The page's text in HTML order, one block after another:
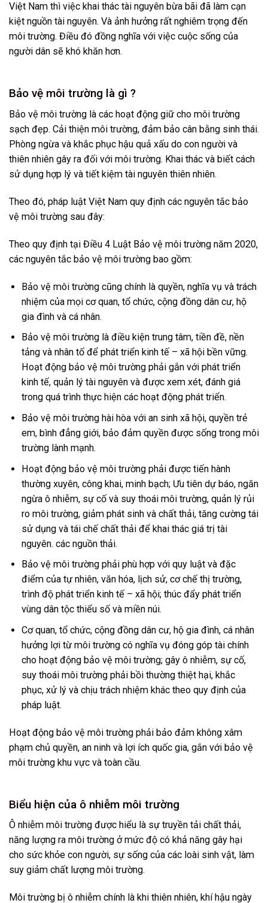
Việt Nam thì việc khai thác tài nguyên bừa bãi đã làm cạn
kiệt nguồn tài nguyên. Và ảnh hưởng rất nghiêm trọng đến
môi trường. Điều đó đồng nghĩa với việc cuộc sống của
người dân sẽ khó khăn hơn.
Bảo vệ môi trường là gì ?
Bảo vệ môi trường là các hoạt động giữ cho môi trường
sạch đẹp. Cải thiện môi trường, đảm bảo cân bằng sinh thái.
Phòng ngừa và khắc phục hậu quả xấu do con người và
thiên nhiên gây ra đối với môi trường. Khai thác và biết cách
sử dụng hợp lý và tiết kiệm tài nguyên thiên nhiên.
Theo đó, pháp luật Việt Nam quy định các nguyên tắc bảo
vệ môi trường sau đây:
Theo quy định tại Điều 4 Luật Bảo vệ môi trường năm 2020,
các nguyên tắc bảo vệ môi trường bao gồm:
Bảo vệ môi trường cũng chính là quyền, nghĩa vụ và trách
nhiệm của mọi cơ quan, tổ chức, cộng đồng dân cư, hộ
gia đình và cá nhân.
Bảo vệ môi trường là điều kiện trung tâm, tiền đề, nền
tảng và nhân tố để phát triển kinh tế – xã hội bền vững.
Hoạt động bảo vệ môi trường phải gắn với phát triển
kinh tế, quản lý tài nguyên và được xem xét, đánh giá
trong quá trình thực hiện các hoạt động phát triển.
Bảo vệ môi trường hài hòa với an sinh xã hội, quyền trẻ
em, bình đẳng giới, bảo đảm quyền được sống trong môi
trường lành mạnh.
Hoạt động bảo vệ môi trường phải được tiến hành
thường xuyên, công khai, minh bạch; Ưu tiên dự báo, ngăn
ngừa ô nhiễm, sự cố và suy thoái môi trường, quản lý rủi
ro môi trường, giảm phát sinh và chất thải, tăng cường tái
sử dụng và tái chế chất thải để khai thác giá trị tài
nguyên. các nguồn thải.
Bảo vệ môi trường phải phù hợp với quy luật và đặc
điểm của tự nhiên, văn hóa, lịch sử, cơ chế thị trường,
trình độ phát triển kinh tế – xã hội; thúc đẩy phát triển
vùng dân tộc thiểu số và miền núi.
Cơ quan, tổ chức, cộng đồng dân cư, hộ gia đình, cá nhân
hưởng lợi từ môi trường có nghĩa vụ đóng góp tài chính
cho hoạt động bảo vệ môi trường; gây ô nhiễm, sự cố,
suy thoái môi trường phải bồi thường thiệt hại, khắc
phục, xử lý và chịu trách nhiệm khác theo quy định của
pháp luật.
Hoạt động bảo vệ môi trường phải bảo đảm không xâm
phạm chủ quyền, an ninh và lợi ích quốc gia, gắn với bảo vệ
môi trường khu vực và toàn cầu.
Biểu hiện của ô nhiễm môi trường
Ô nhiễm môi trường được hiểu là sự truyền tải chất thải,
năng lượng ra môi trường ở mức độ có khả năng gây hại
cho sức khỏe con người, sự sống của các loài sinh vật, làm
suy giảm chất lượng môi trường.
Môi trường bị ô nhiễm chính là khi thiên nhiên, khí hậu ngày